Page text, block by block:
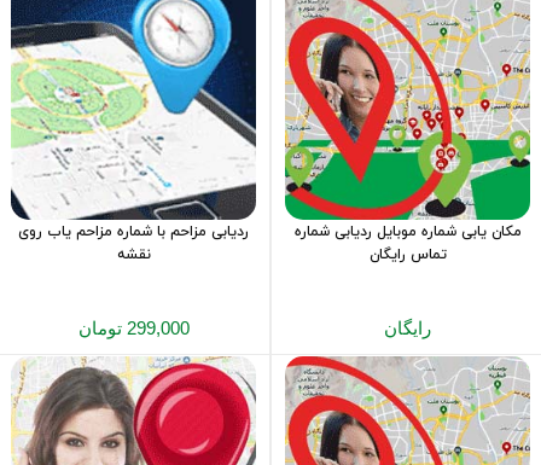
ردیابی مزاحم با شماره مزاحم یاب روی
نقشه
299,000 تومان
مکان یابی شماره موبایل ردیابی شماره
تماس رایگان
رایگان